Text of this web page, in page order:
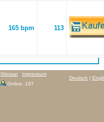
165 bpm 113
Deutsch |
Glossar
Impressum
Online: 197